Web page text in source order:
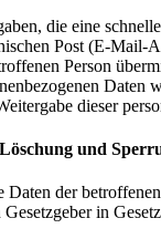
die eine
Post (E-
Person
dieser
und
der
in